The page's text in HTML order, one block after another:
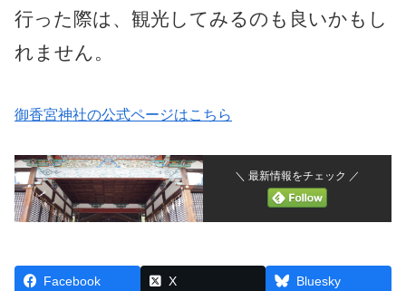
行った際は、観光してみるのも良いかもし
れません。
御香宮神社の公式ページはこちら
＼ 最新情報をチェック ／
Facebook X Bluesky